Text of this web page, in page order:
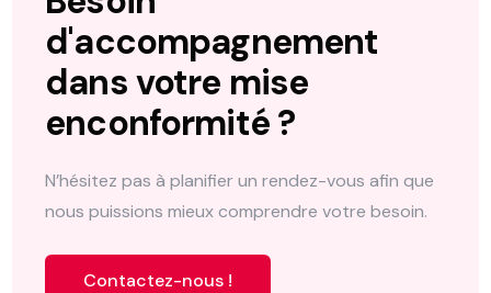
d'accompagnement
dans votre mise
enconformité ?
N’hésitez pas à planifier un rendez-vous afin que
nous puissions mieux comprendre votre besoin.
Contactez-nous !